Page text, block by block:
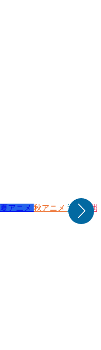
夏アニメ 秋アニメ 通年 劇